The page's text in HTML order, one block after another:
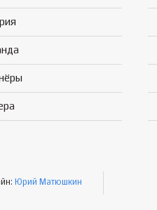
Юрий Матюшкин